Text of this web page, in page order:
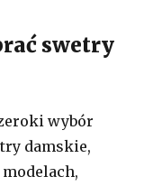
swetry
wybór
damskie,